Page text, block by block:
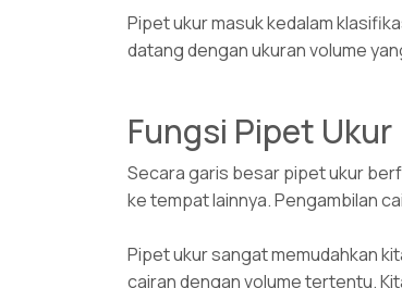
Pipet ukur masuk kedalam
datang dengan ukuran volume
Fungsi Pipet Ukur
Secara garis besar pipet ukur
ke tempat lainnya. Pengambilan
Pipet ukur sangat memudahkan
cairan dengan volume tertentu.